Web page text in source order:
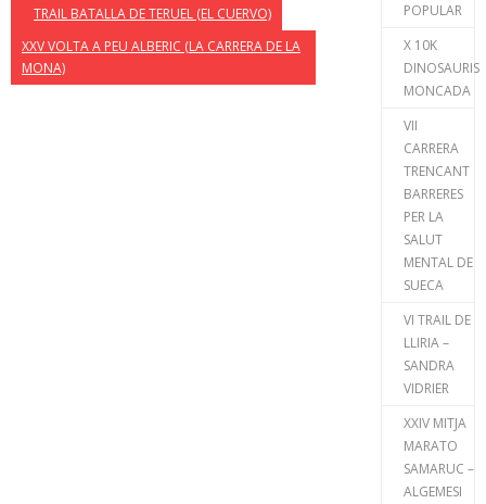
TRAIL BATALLA DE TERUEL (EL CUERVO)
XXV VOLTA A PEU ALBERIC (LA CARRERA DE LA
MONA)
POPULAR
X 10K
DINOSAURIS
MONCADA
VII
CARRERA
TRENCANT
BARRERES
PER LA
SALUT
MENTAL DE
SUECA
VI TRAIL DE
LLIRIA –
SANDRA
VIDRIER
XXIV MITJA
MARATO
SAMARUC –
ALGEMESI